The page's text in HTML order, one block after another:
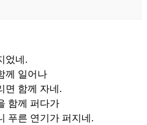
었네.
께 일어나
면 함께 자네.
함께 퍼다가
푸른 연기가 퍼지네.